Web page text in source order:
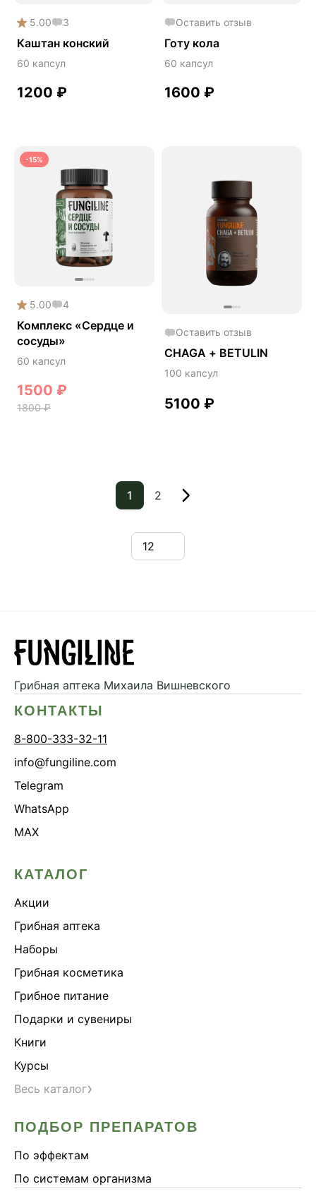
Сердце и сосуды
Снижение веса
Снижение давления
Снижение сахара
Спортивное питание
Улучшение настроения
Чага
Чистая кожа
Шлемник байкальский
Энергия и выносливость
5.00 3
Каштан конский
60 капсул
1200 ₽
Оставить отзыв
Готу кола
60 капсул
1600 ₽
-15%
5.00 4
Комплекс «Сердце и
сосуды»
60 капсул
1500 ₽
1800₽
Оставить отзыв
CHAGA + BETULIN
100 капсул
5100 ₽
1 2
Грибная аптека Михаила Вишневского
КОНТАКТЫ
8-800-333-32-11
info@fungiline.com
Telegram
WhatsApp
MAX
КАТАЛОГ
Акции
Грибная аптека
Наборы
Грибная косметика
Грибное питание
Подарки и сувениры
Книги
Курсы
Весь каталог›
ПОДБОР ПРЕПАРАТОВ
По эффектам
По системам организма